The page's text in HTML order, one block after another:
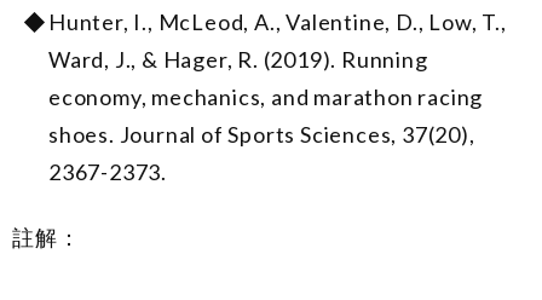
Hunter, I., McLeod, A., Valentine, D., Low, T.,
Ward, J., & Hager, R. (2019). Running
economy, mechanics, and marathon racing
shoes. Journal of Sports Sciences, 37(20),
2367-2373.
註解：